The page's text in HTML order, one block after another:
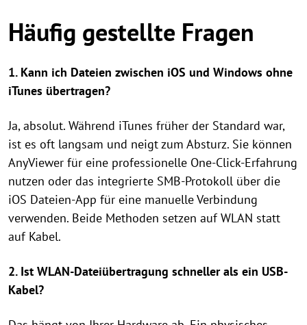
Häufig gestellte Fragen
1. Kann ich Dateien zwischen iOS und Windows ohne
iTunes übertragen?
Ja, absolut. Während iTunes früher der Standard war,
ist es oft langsam und neigt zum Absturz. Sie können
AnyViewer für eine professionelle One-Click-Erfahrung
nutzen oder das integrierte SMB-Protokoll über die
iOS Dateien-App für eine manuelle Verbindung
verwenden. Beide Methoden setzen auf WLAN statt
auf Kabel.
2. Ist WLAN-Dateiübertragung schneller als ein USB-
Kabel?